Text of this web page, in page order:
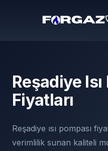
Reşadiye Isı
Fiyatları
Reşadiye ısı pompası
verimlilik sunan kaliteli